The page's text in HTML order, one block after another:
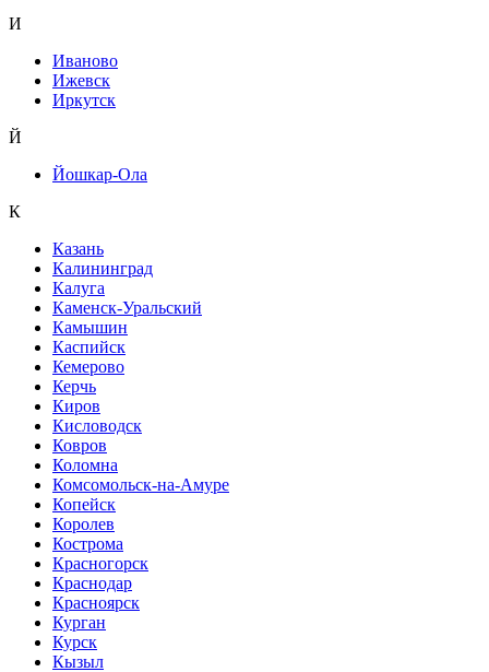
И
Иваново
Ижевск
Иркутск
Й
Йошкар-Ола
К
Казань
Калининград
Калуга
Каменск-Уральский
Камышин
Каспийск
Кемерово
Керчь
Киров
Кисловодск
Ковров
Коломна
Комсомольск-на-Амуре
Копейск
Королев
Кострома
Красногорск
Краснодар
Красноярск
Курган
Курск
Кызыл